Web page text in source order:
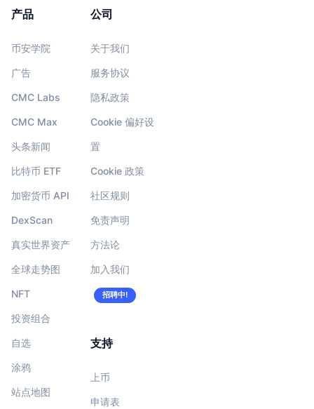
产品
币安学院
广告
CMC Labs
CMC Max
头条新闻
比特币 ETF
加密货币 API
DexScan
真实世界资产
全球走势图
NFT
投资组合
自选
涂鸦
站点地图
公司
关于我们
服务协议
隐私政策
Cookie 偏好设
置
Cookie 政策
社区规则
免责声明
方法论
加入我们
招聘中!
支持
上币
申请表